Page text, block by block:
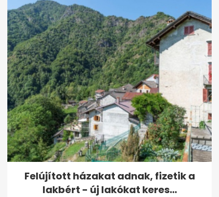
Felújított házakat adnak, fizetik a
lakbért - új lakókat keres...